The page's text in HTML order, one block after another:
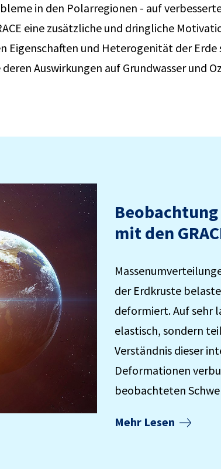
in den Polarregionen - auf
eine zusätzliche und dringliche
Eigenschaften und Heterogenität der Erde
deren Auswirkungen auf Grundwasser und
mit den
der Erdkruste
deformiert. Auf sehr
elastisch, sondern
Verständnis dieser
Deformationen
beobachteten
Mehr Lesen